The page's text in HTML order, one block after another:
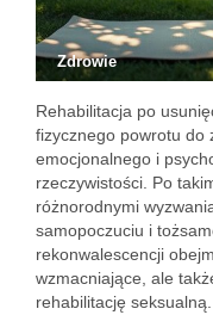
Zdrowie
Rehabilitacja po
fizycznego powrotu do
emocjonalnego i
rzeczywistości. Po
różnorodnymi
samopoczuciu i
rekonwalescencji
wzmacniające, ale
rehabilitację